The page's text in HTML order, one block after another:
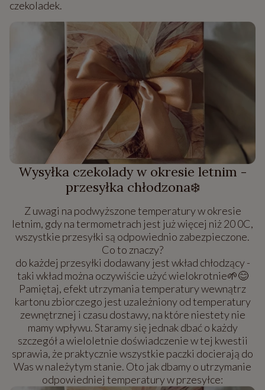
czekoladek.
Wysyłka czekolady w okresie letnim -
przesyłka chłodzona❄️
Z uwagi na podwyższone temperatury w okresie
letnim, gdy na termometrach jest już więcej niż 20 0C,
wszystkie przesyłki są odpowiednio zabezpieczone.
Co to znaczy?
do każdej przesyłki dodawany jest wkład chłodzący -
taki wkład można oczywiście użyć wielokrotnie🌱😊
Pamiętaj, efekt utrzymania temperatury wewnątrz
kartonu zbiorczego jest uzależniony od temperatury
zewnętrznej i czasu dostawy, na które niestety nie
mamy wpływu. Staramy się jednak dbać o każdy
szczegół a wieloletnie doświadczenie w tej kwestii
sprawia, że praktycznie wszystkie paczki docierają do
Was w należytym stanie. Oto jak dbamy o utrzymanie
odpowiedniej temperatury w przesyłce: